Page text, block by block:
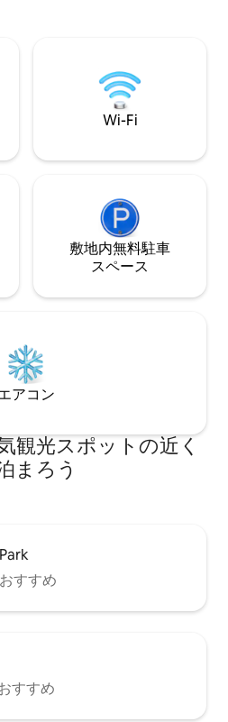
フェ、ロッキ
。近くのポー
ウィンク・ト
さに唯一無二
トレイル、趣のあ
レストランなどが
Wi-Fi
敷地内無料駐⁠車
ス⁠ペ⁠ー⁠ス
アコン
観光スポットの近く
まろう
すすめ
すすめ